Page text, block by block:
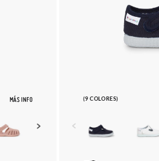
MÁS INFO (9 COLORES)